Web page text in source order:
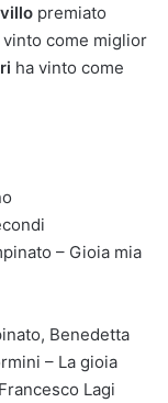
premiato
vinto come miglior
ha vinto come
– Gioia mia
Benedetta
– La gioia
Lagi